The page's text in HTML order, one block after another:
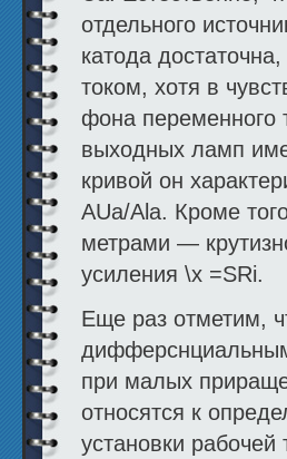
отдельного
катода
током, хотя в
фона пере­менного
выходных ламп
кривой он
AUa/Ala. Кроме
метрами —
усиления \х =SRi.
Еще раз отметим,
при малых
относятся к
установки